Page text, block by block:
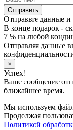
Отправить
Отправьте данные и
В конце подарок -
7 % на любой
Отправляя данные
×
Успех!
Ваше сообщение
ближайшее время.
Мы используем
Продолжая
Политикой